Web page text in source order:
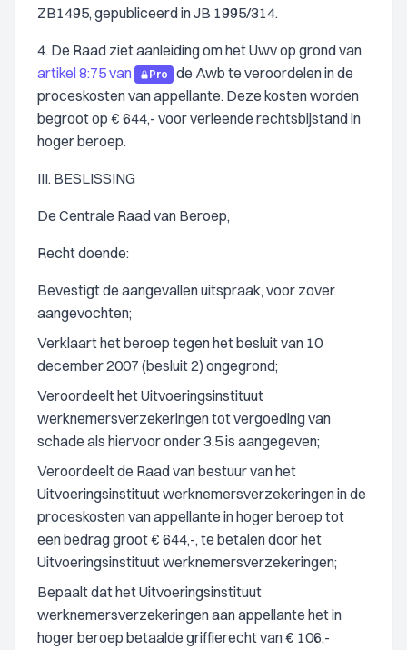
ZB1495, gepubliceerd in JB 1995/314.
4. De Raad ziet aanleiding om het Uwv op grond van
artikel 8:75 van
Pro
de Awb te veroordelen in de
proceskosten van appellante. Deze kosten worden
begroot op € 644,- voor verleende rechtsbijstand in
hoger beroep.
III. BESLISSING
De Centrale Raad van Beroep,
Recht doende:
Bevestigt de aangevallen uitspraak, voor zover
aangevochten;
Verklaart het beroep tegen het besluit van 10
december 2007 (besluit 2) ongegrond;
Veroordeelt het Uitvoeringsinstituut
werknemersverzekeringen tot vergoeding van
schade als hiervoor onder 3.5 is aangegeven;
Veroordeelt de Raad van bestuur van het
Uitvoeringsinstituut werknemersverzekeringen in de
proceskosten van appellante in hoger beroep tot
een bedrag groot € 644,-, te betalen door het
Uitvoeringsinstituut werknemersverzekeringen;
Bepaalt dat het Uitvoeringsinstituut
werknemersverzekeringen aan appellante het in
hoger beroep betaalde griffierecht van € 106,-